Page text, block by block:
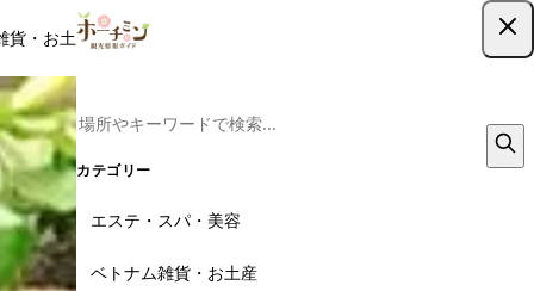
貨・お土産レストラン
カテゴリー
エステ・スパ・美容
ベトナム雑貨・お土産